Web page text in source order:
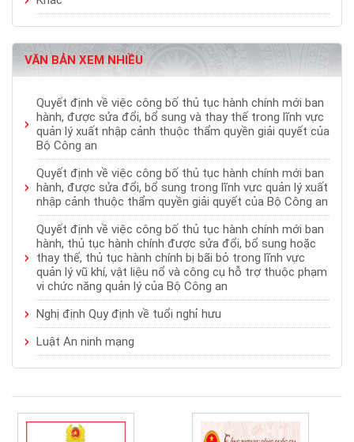
VĂN BẢN XEM NHIỀU
Quyết định về việc công bố thủ tục hành chính mới ban
hành, được sửa đổi, bổ sung và thay thế trong lĩnh vực
quản lý xuất nhập cảnh thuộc thẩm quyền giải quyết của
Bộ Công an
Quyết định về việc công bố thủ tục hành chính mới ban
hành, được sửa đổi, bổ sung trong lĩnh vực quản lý xuất
nhập cảnh thuộc thẩm quyền giải quyết của Bộ Công an
Quyết định về việc công bố thủ tục hành chính mới ban
hành, thủ tục hành chính được sửa đổi, bổ sung hoặc
thay thế, thủ tục hành chính bị bãi bỏ trong lĩnh vực
quản lý vũ khí, vật liệu nổ và công cụ hỗ trợ thuộc phạm
vi chức năng quản lý của Bộ Công an
Nghị định Quy định về tuổi nghỉ hưu
Luật An ninh mạng